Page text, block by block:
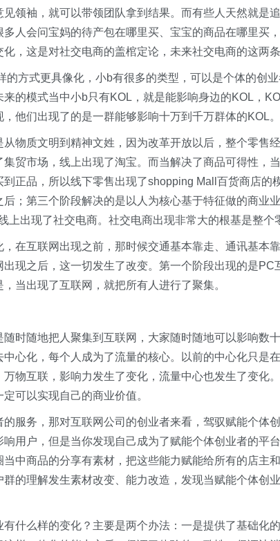
领袖，就可以带领团队拿到结果。而有些人天然就是
人会问宝妈的待产包在哪里买、宝宝的商品在哪里买
，这是对社交电商的盖棺定论，未来社交电商的这两条
方式更具像化，小b有很多的类型，可以是个体的创业
的模式当中小b只有KOL，就是能影响身边的KOL，
他们出现了的是一群能够影响十万到千万群体的KOL。
物质文明到精神文姓，因为改革开放以后，整个零售
贸市场，线上出现了淘宝。而当解决了商品可得性，
正品，所以线下零售出现了shopping Mall百货商店的
；第三个阶段解决的是以人为核心基于特征做的商业
上出现了社交电商。社交电商出现非常大的根基是整个
在互联网出现之前，那时候交通基本靠走、通讯基本
现之后，这一切发生了改变。第一个阶段出现的是PC
当出现了互联网，就把所有人进行了聚集。
时随地把人聚集到互联网，大家随时随地可以影响数
心化，每个人成为了流量的核心。以前的中心化只是
物互联，影响力发生了变化，流量中心也发生了变化
可以实现自己的商业价值。
服务，那对互联网公司的创业者来看，驾驭赋能个体
用户，但是当你发现自己成为了赋能个体创业者的平
中商品的分享有素材，把这些能力赋能给所有的店主
的理解发生素材改变、能力改造，发现当赋能个体创
什么样的变化？主要是两个办法：一是提供了基础化